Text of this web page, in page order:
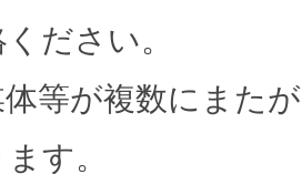
ださい。
体等が複数にまた
す。